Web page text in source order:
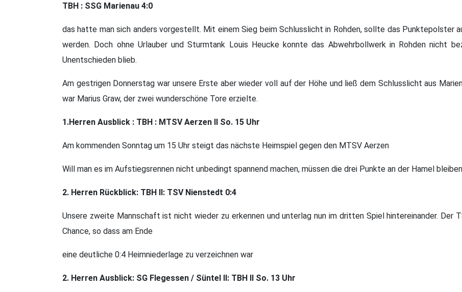
TBH : SSG Marienau 4:0
das hatte man sich anders vorgestellt. Mit einem Sieg beim Schlusslicht in Rohden, sollte das Punktepolster
werden. Doch ohne Urlauber und Sturmtank Louis Heucke konnte das Abwehrbollwerk in Rohden nicht
Unentschieden blieb.
Am gestrigen Donnerstag war unsere Erste aber wieder voll auf der Höhe und ließ dem Schlusslicht aus
war Marius Graw, der zwei wunderschöne Tore erzielte.
1.Herren Ausblick : TBH : MTSV Aerzen II So. 15 Uhr
Am kommenden Sonntag um 15 Uhr steigt das nächste Heimspiel gegen den MTSV Aerzen
Will man es im Aufstiegsrennen nicht unbedingt spannend machen, müssen die drei Punkte an der Hamel bleiben
2. Herren Rückblick: TBH II: TSV Nienstedt 0:4
Unsere zweite Mannschaft ist nicht wieder zu erkennen und unterlag nun im dritten Spiel hintereinander. Der
Chance, so dass am Ende
eine deutliche 0:4 Heimniederlage zu verzeichnen war
2. Herren Ausblick: SG Flegessen / Süntel II: TBH II So. 13 Uhr